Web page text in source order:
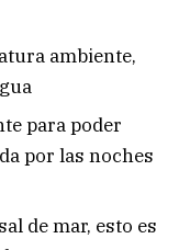
ambiente,
para poder
por las noches
de mar, esto es